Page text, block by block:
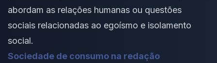
abordam as relações humanas ou questões
sociais relacionadas ao egoísmo e isolamento
social.
Sociedade de consumo na redação